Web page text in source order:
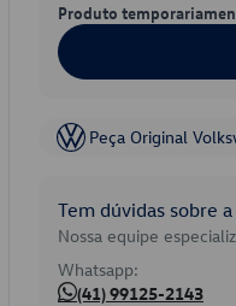
Produto
Peça Original
Tem dúvidas sobre
Nossa equipe
Whatsapp:
(41) 99125-2143